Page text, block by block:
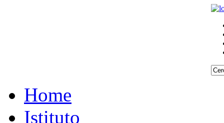
Home
Istituto